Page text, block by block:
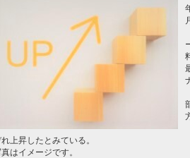
れ上昇したとみている。
はイメージです。